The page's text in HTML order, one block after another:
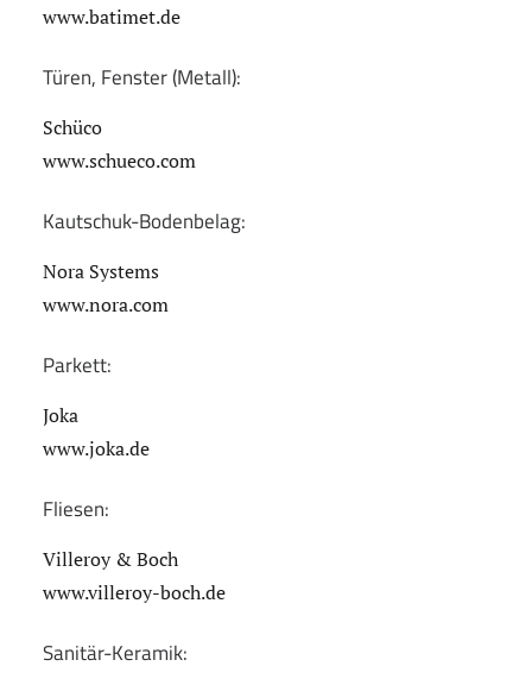
www.batimet.de
Türen, Fenster (Metall):
Schüco
www.schueco.com
Kautschuk-Bodenbelag:
Nora Systems
www.nora.com
Parkett:
Joka
www.joka.de
Fliesen:
Villeroy & Boch
www.villeroy-boch.de
Sanitär-Keramik: